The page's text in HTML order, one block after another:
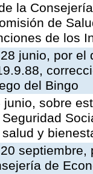
la
de
de los
junio, por
del Bingo
junio, sobre
y
de